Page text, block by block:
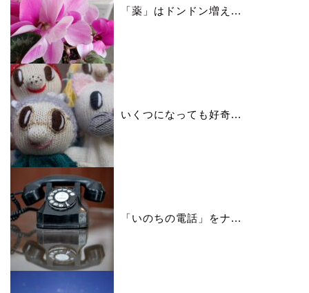
「薬」はドンドン増え...
いくつになっても好奇...
「いのちの電話」をナ...